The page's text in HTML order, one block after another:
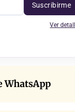
Suscribirme
Ver
WhatsApp